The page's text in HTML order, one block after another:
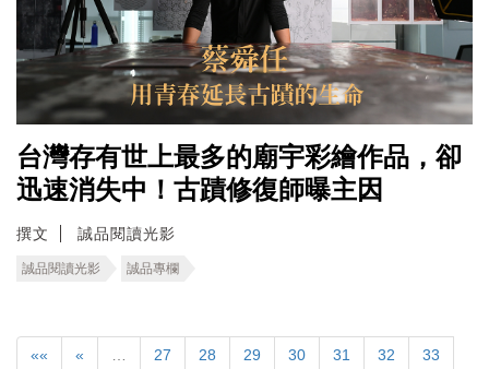
台灣存有世上最多的廟宇彩繪作品，卻
迅速消失中！古蹟修復師曝主因
撰文 誠品閱讀光影
誠品閱讀光影 誠品專欄
«« « 27 28 29 30 31 32 33